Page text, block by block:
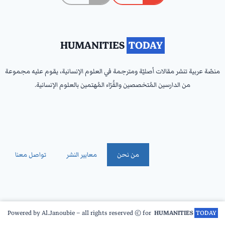
HUMANITIES ‎ TODAY ‎
منصّة عربية تنشر مقالات أصليّة ومترجمة في العلوم الإنسانية، يقوم عليه مجموعة
من الدارسين المُتخصصين والقُرّاء المُهتمين بالعلوم الإنسانية.
من نحن معايير النشر تواصل معنا
Powered by Al.Janoubie – all rights reserved © for HUMANITIES ‎ TODAY ‎